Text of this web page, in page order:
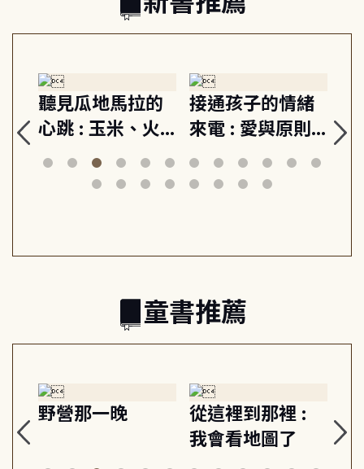
聽見瓜地馬拉的
心跳 : 玉米、火
山與信仰, 外交官
筆下的現代馬雅
接通孩子的情緒
來電 : 愛與原則,
建立教養的安定
節奏 22個行動練
關
童書推薦
野營那一晚
從這裡到那裡 :
我會看地圖了
美